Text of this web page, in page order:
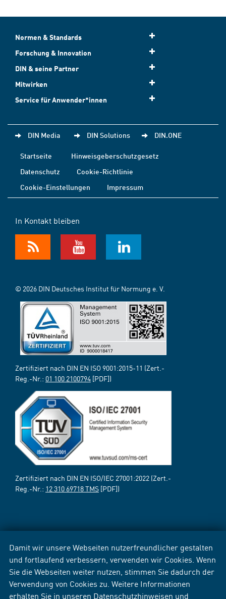
Damit wir unsere Webseiten nutzerfreundlicher gestalten
und fortlaufend verbessern, verwenden wir Cookies. Wenn
Sie die Webseiten weiter nutzen, stimmen Sie dadurch der
Verwendung von Cookies zu. Weitere Informationen
erhalten Sie in unseren Datenschutzhinweisen und
Normen & Standards
Forschung & Innovation
DIN & seine Partner
Mitwirken
Service für Anwender*innen
DIN Media DIN Solutions DIN.ONE
Startseite
Hinweisgeberschutzgesetz
Datenschutz
Cookie-Richtlinie
Cookie-Einstellungen
Impressum
In Kontakt bleiben
© 2026 DIN Deutsches Institut für Normung e. V.
Zertifiziert nach DIN EN ISO 9001:2015-11 (Zert.-
Reg.-Nr.: 01 100 2100794 [PDF])
Zertifiziert nach DIN EN ISO/IEC 27001:2022 (Zert.-
Reg.-Nr.: 12 310 69718 TMS [PDF])